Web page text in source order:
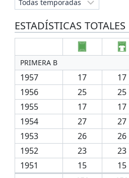
ESTADÍSTICAS TOTALES
PRIMERA B
1957 17 17
1956
25 25
1955
17 17
1954
27 27
1953
26 26
1952
23 23
1951
15 15